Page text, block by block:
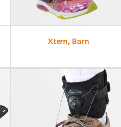
Xtern, Barn